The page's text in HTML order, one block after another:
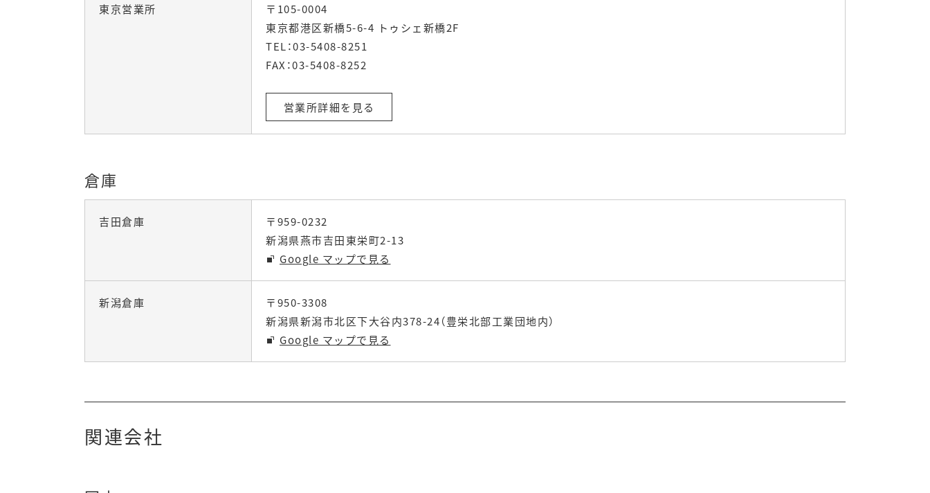
東京営業所
〒105-0004
東京都港区新橋5-6-4 トゥシェ新橋2F
TEL：03-5408-8251
FAX：03-5408-8252
営業所詳細を見る
倉庫
吉田倉庫
〒959-0232
新潟県燕市吉田東栄町2-13
Google マップで見る
新潟倉庫
〒950-3308
新潟県新潟市北区下大谷内378-24（豊栄北部工業団地内）
Google マップで見る
関連会社